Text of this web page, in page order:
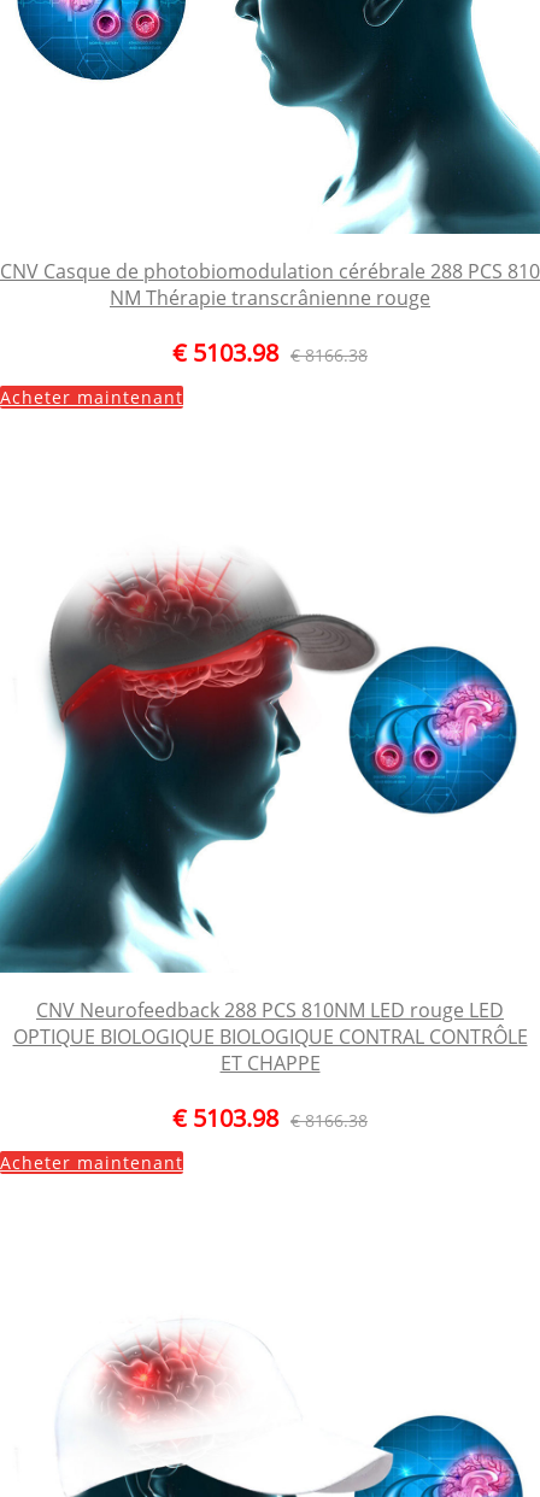
CNV Casque de photobiomodulation cérébrale 288 PCS 810
NM Thérapie transcrânienne rouge
€ 5103.98 € 8166.38
Acheter maintenant
CNV Neurofeedback 288 PCS 810NM LED rouge LED
OPTIQUE BIOLOGIQUE BIOLOGIQUE CONTRAL CONTRÔLE
ET CHAPPE
€ 5103.98 € 8166.38
Acheter maintenant